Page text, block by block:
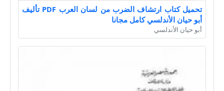
تحميل كتاب ارتشاف الضرب من لسان العرب PDF تأليف
أبو حيان الأندلسي كامل مجانا
أبو حيان الأندلسي